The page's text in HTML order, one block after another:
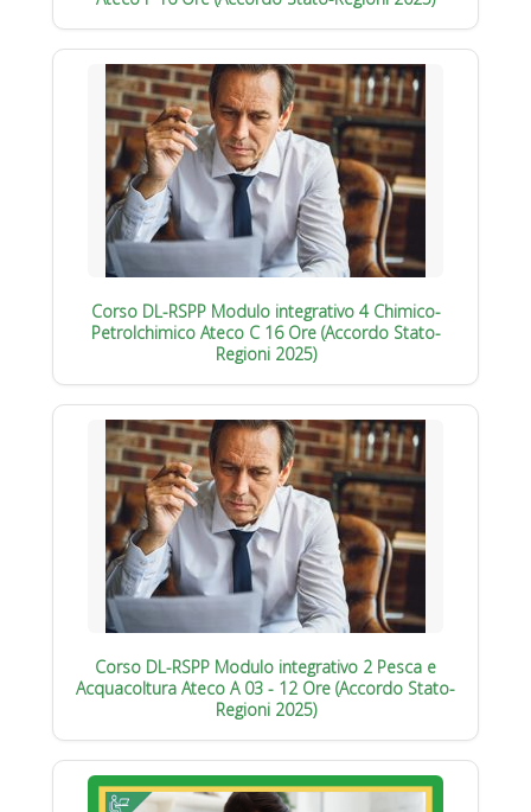
Corso DL-RSPP Modulo integrativo 4 Chimico-
Petrolchimico Ateco C 16 Ore (Accordo Stato-
Regioni 2025)
Corso DL-RSPP Modulo integrativo 2 Pesca e
Acquacoltura Ateco A 03 - 12 Ore (Accordo Stato-
Regioni 2025)